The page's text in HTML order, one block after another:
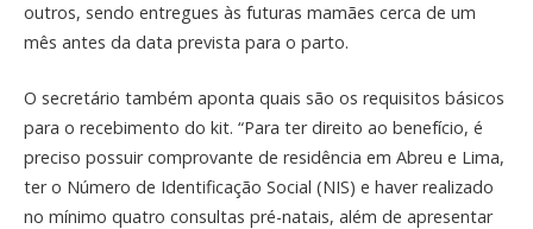
outros, sendo entregues às futuras mamães cerca de um
mês antes da data prevista para o parto.
O secretário também aponta quais são os requisitos básicos
para o recebimento do kit. “Para ter direito ao benefício, é
preciso possuir comprovante de residência em Abreu e Lima,
ter o Número de Identificação Social (NIS) e haver realizado
no mínimo quatro consultas pré-natais, além de apresentar